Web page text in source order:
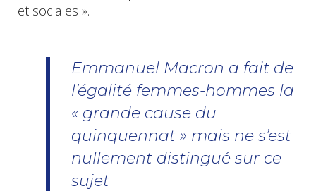
et sociales ».
Emmanuel Macron a fait de
l’égalité femmes-hommes la
« grande cause du
quinquennat » mais ne s’est
nullement distingué sur ce
sujet